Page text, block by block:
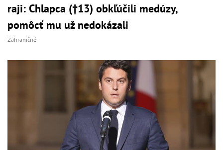
raji: Chlapca (†13) obkľúčili medúzy,
pomôcť mu už nedokázali
Zahraničné